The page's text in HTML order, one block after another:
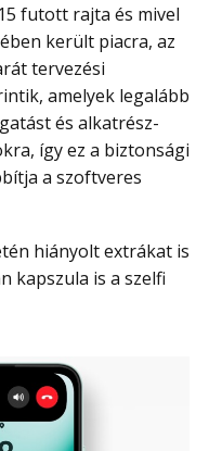
került piacra, az
tervezési
amelyek legalább
és alkatrész-
így ez a biztonsági
a szoftveres
kapszula is a szelfi